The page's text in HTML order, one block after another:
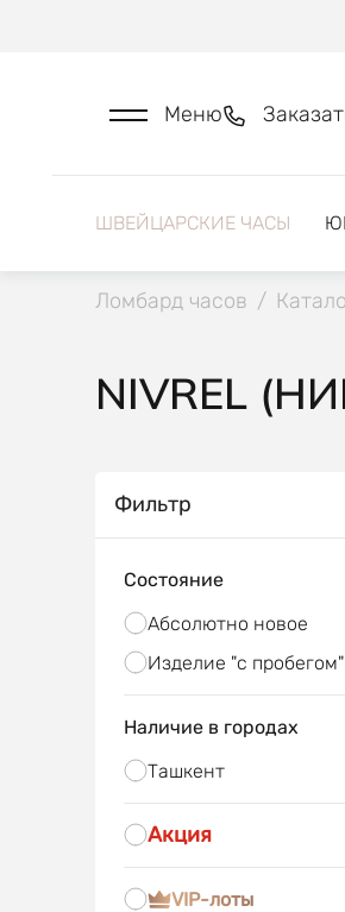
Меню
ШВЕЙЦАРСКИЕ ЧАСЫ
Ломбард часов /
NIVREL
Фильтр
Состояние
Абсолютно новое
Изделие "с пробегом"
Наличие в городах
Ташкент
Акция
VIP-лоты